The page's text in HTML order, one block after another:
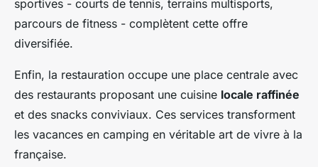
sportives - courts de tennis, terrains multisports,
parcours de fitness - complètent cette offre
diversifiée.
Enfin, la restauration occupe une place centrale avec
des restaurants proposant une cuisine locale raffinée
et des snacks conviviaux. Ces services transforment
les vacances en camping en véritable art de vivre à la
française.